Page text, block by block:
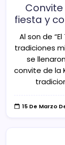
Convite
fiesta y
Al son de
tradiciones
se
convite de la
15 De Marzo